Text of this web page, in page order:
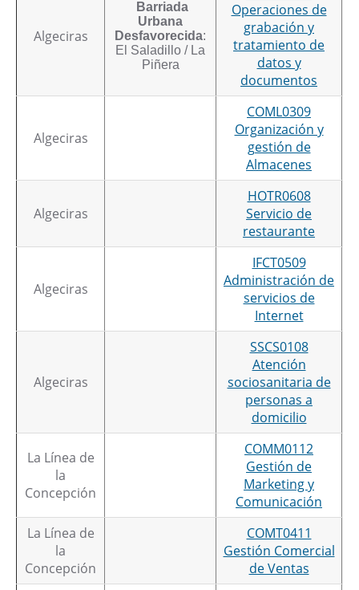
Algeciras
Barriada
Urbana
Desfavorecida:
El Saladillo / La
Piñera
Operaciones de
grabación y
tratamiento de
datos y
documentos
Algeciras
COML0309
Organización y
gestión de
Almacenes
Algeciras
HOTR0608
Servicio de
restaurante
Algeciras
IFCT0509
Administración de
servicios de
Internet
Algeciras
SSCS0108
Atención
sociosanitaria de
personas a
domicilio
La Línea de
la
Concepción
COMM0112
Gestión de
Marketing y
Comunicación
La Línea de
la
Concepción
COMT0411
Gestión Comercial
de Ventas